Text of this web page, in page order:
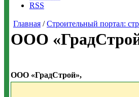
RSS
Главная /Строительный портал:
ООО
ООО «ГрадСтрой»,